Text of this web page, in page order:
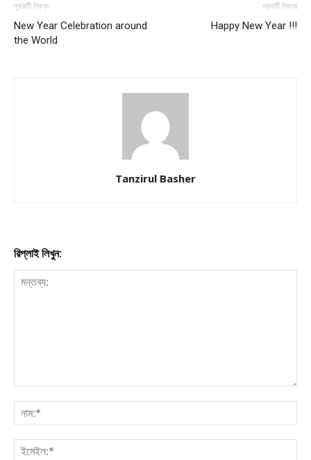
পূর্ববর্তী নিবন্ধ
New Year Celebration around
the World
পরবর্তী নিবন্ধ
Happy New Year !!!
Tanzirul Basher
রিপ্লাই লিখুন: